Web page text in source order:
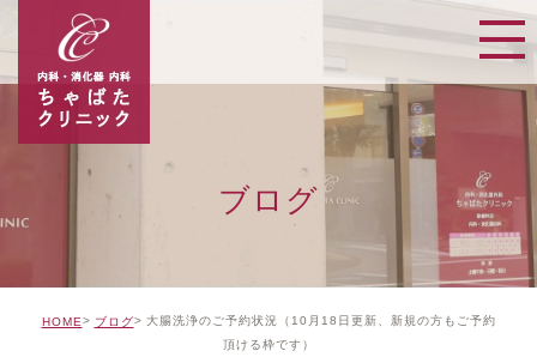
ブログ
HOME ブログ
大腸洗浄のご予約状況（10月18日更新、新規の方もご予約
頂ける枠です）